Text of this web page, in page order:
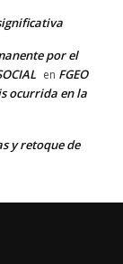
por el
en FGEO
ocurrida en la
y retoque de